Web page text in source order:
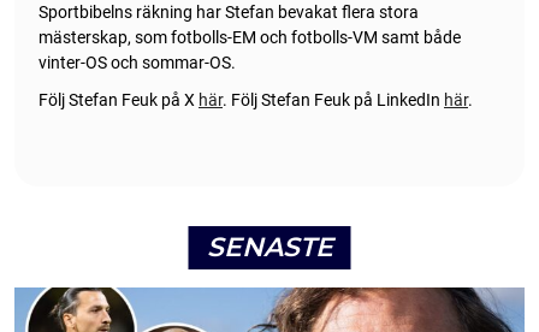
Sportbibelns räkning har Stefan bevakat flera stora
mästerskap, som fotbolls-EM och fotbolls-VM samt både
vinter-OS och sommar-OS.
Följ Stefan Feuk på X här. Följ Stefan Feuk på LinkedIn här.
SENASTE